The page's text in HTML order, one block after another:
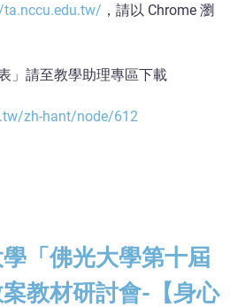
，請以 Chrome 瀏
」請至教學助理專區下載
zh-hant/node/612
學「佛光大學第十屆
案教材研討會-【身心